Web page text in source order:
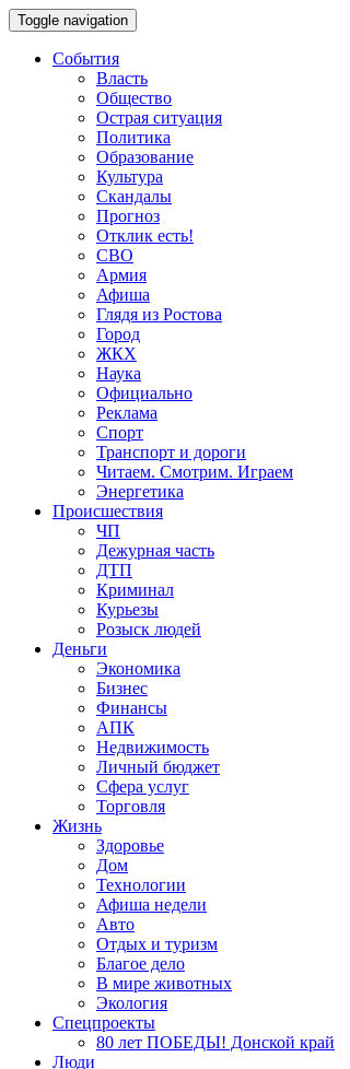
Toggle navigation
События
Власть
Общество
Острая ситуация
Политика
Образование
Культура
Скандалы
Прогноз
Отклик есть!
СВО
Армия
Афиша
Глядя из Ростова
Город
ЖКХ
Наука
Официально
Реклама
Спорт
Транспорт и дороги
Читаем. Смотрим. Играем
Энергетика
Происшествия
ЧП
Дежурная часть
ДТП
Криминал
Курьезы
Розыск людей
Деньги
Экономика
Бизнес
Финансы
АПК
Недвижимость
Личный бюджет
Сфера услуг
Торговля
Жизнь
Здоровье
Дом
Технологии
Афиша недели
Авто
Отдых и туризм
Благое дело
В мире животных
Экология
Спецпроекты
80 лет ПОБЕДЫ! Донской край
Люди